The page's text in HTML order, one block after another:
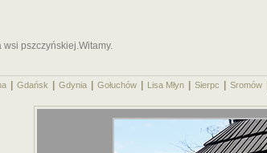
pszczyńskiej.Witamy.
Gdańsk Gdynia Gołuchów Lisa Młyn Sierpc Sromów